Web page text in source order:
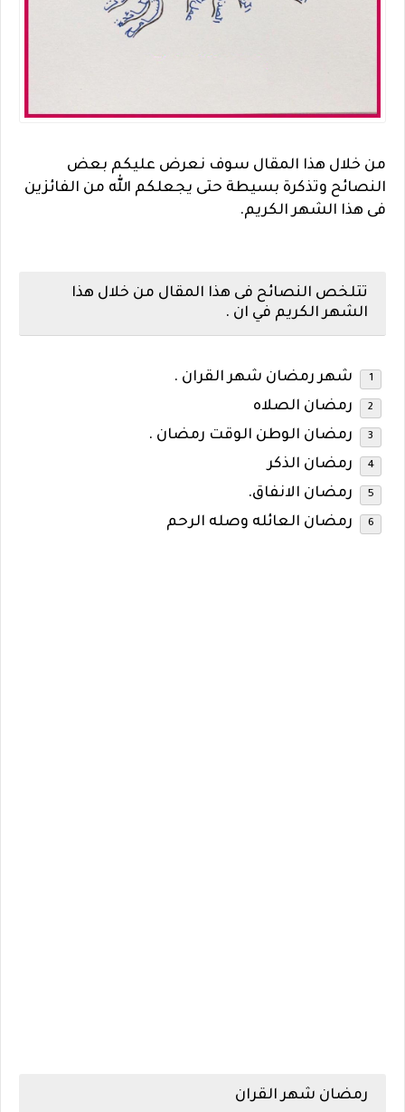
من خلال هذا المقال سوف نعرض عليكم بعض
النصائح وتذكرة بسيطة حتى يجعلكم الله من الفائزين
فى هذا الشهر الكريم.
تتلخص النصائح فى هذا المقال من خلال هذا
الشهر الكريم في ان .
شهر رمضان شهر القران .
رمضان الصلاه
رمضان الوطن الوقت رمضان .
رمضان الذكر
رمضان الانفاق.
رمضان العائله وصله الرحم
رمضان شهر القران